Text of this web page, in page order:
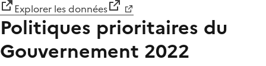
Explorer les données
Politiques prioritaires du
Gouvernement 2022